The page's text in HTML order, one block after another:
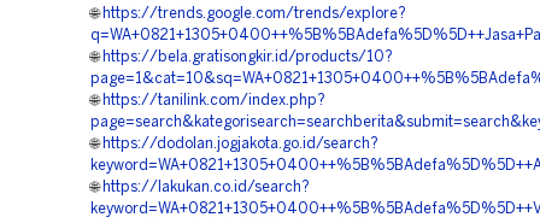
🌐 https://trends.google.com/trends/explore?
🌐 https://bela.gratisongkir.id/products/10?
🌐 https://tanilink.com/index.php?
🌐 https://dodolan.jogjakota.go.id/search?
🌐 https://lakukan.co.id/search?